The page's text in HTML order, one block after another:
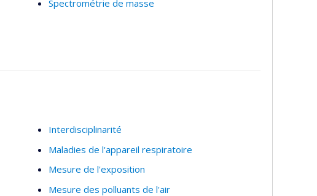
Spectrométrie de masse
Interdisciplinarité
Maladies de l'appareil respiratoire
Mesure de l'exposition
Mesure des polluants de l'air